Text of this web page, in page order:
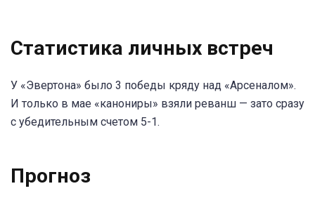
Статистика личных встреч
У «Эвертона» было 3 победы кряду над «Арсеналом».
И только в мае «канониры» взяли реванш — зато сразу
с убедительным счетом 5-1.
Прогноз